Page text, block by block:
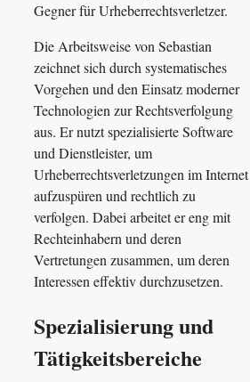
Gegner für Urheberrechtsverletzer.
Die Arbeitsweise von Sebastian
zeichnet sich durch systematisches
Vorgehen und den Einsatz moderner
Technologien zur Rechtsverfolgung
aus. Er nutzt spezialisierte Software
und Dienstleister, um
Urheberrechtsverletzungen im Internet
aufzuspüren und rechtlich zu
verfolgen. Dabei arbeitet er eng mit
Rechteinhabern und deren
Vertretungen zusammen, um deren
Interessen effektiv durchzusetzen.
Spezialisierung und
Tätigkeitsbereiche